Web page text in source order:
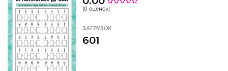
(0 оценок)
ЗАГРУЗОК
601